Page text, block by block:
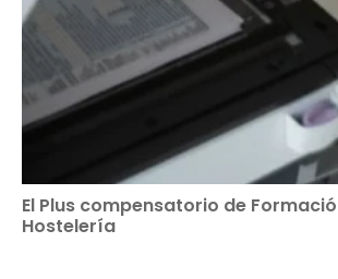
El Plus compensatorio de
Hostelería